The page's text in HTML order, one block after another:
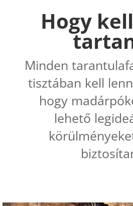
Hogy
Minden
tisztában kell
hogy
lehető